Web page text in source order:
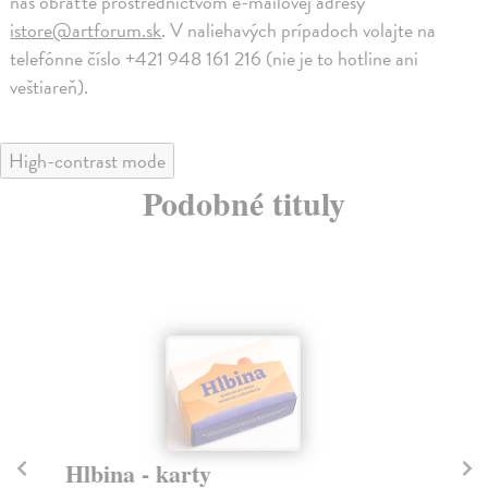
istore@artforum.sk. V naliehavých prípadoch volajte na
telefónne číslo +421 948 161 216 (nie je to hotline ani
veštiareň).
High-contrast mode
Podobné tituly
Hlbina - karty